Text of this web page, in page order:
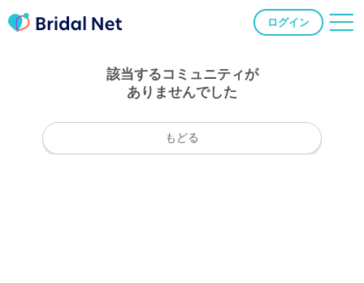
ログイン
該当するコミュニティが
ありませんでした
もどる